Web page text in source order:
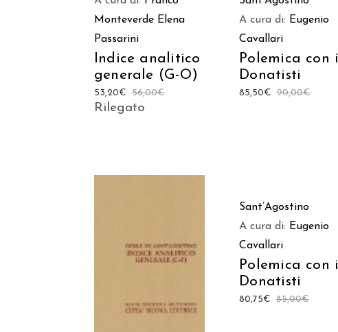
Monteverde Elena
Passarini
Indice analitico
generale (G-O)
56,00€
53,20€
Rilegato
A cura di: Eugenio
Cavallari
Polemica con i
Donatisti
90,00€
85,50€
AGGIUNGI AL
CARRELLO
AGGIUNGI AL
CARRELLO
Sant’Agostino
A cura di: Eugenio
Cavallari
Polemica con i
Donatisti
85,00€
80,75€